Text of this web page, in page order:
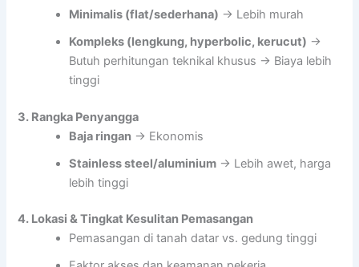
Minimalis (flat/sederhana) → Lebih murah
Kompleks (lengkung, hyperbolic, kerucut) →
Butuh perhitungan teknikal khusus → Biaya lebih
tinggi
3. Rangka Penyangga
Baja ringan → Ekonomis
Stainless steel/aluminium → Lebih awet, harga
lebih tinggi
4. Lokasi & Tingkat Kesulitan Pemasangan
Pemasangan di tanah datar vs. gedung tinggi